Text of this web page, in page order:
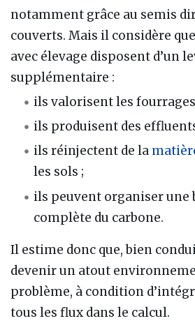
notamment grâce au semis
couverts. Mais il considère
avec élevage disposent d’un
supplémentaire :
ils valorisent les
ils produisent des
ils réinjectent de la
les sols ;
ils peuvent organiser une
complète du carbone.
Il estime donc que, bien
devenir un atout
problème, à condition
tous les flux dans le calcul.